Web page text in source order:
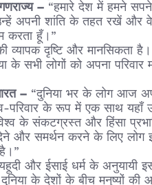
– “हमारे देश में हमने
अपनी शांति के तहत रखें और
करता हूँ।”
व्यापक दृष्टि और मानसिकता
सभी लोगों को अपना
– “दुनिया भर के लोग आज
परिवार के रूप में एक साथ यहाँ
के संकटग्रस्त और हिंसा
और समर्थन करने के लिए
यहूदी और ईसाई धर्म के अनुयायी
के देशों के बीच मनुष्यों की